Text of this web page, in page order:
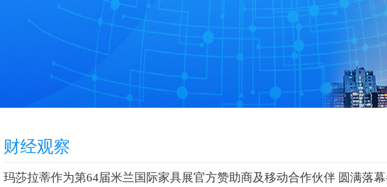
财经观察
玛莎拉蒂作为第64届米兰国际家具展官方赞助商及移动合作伙伴 圆满落